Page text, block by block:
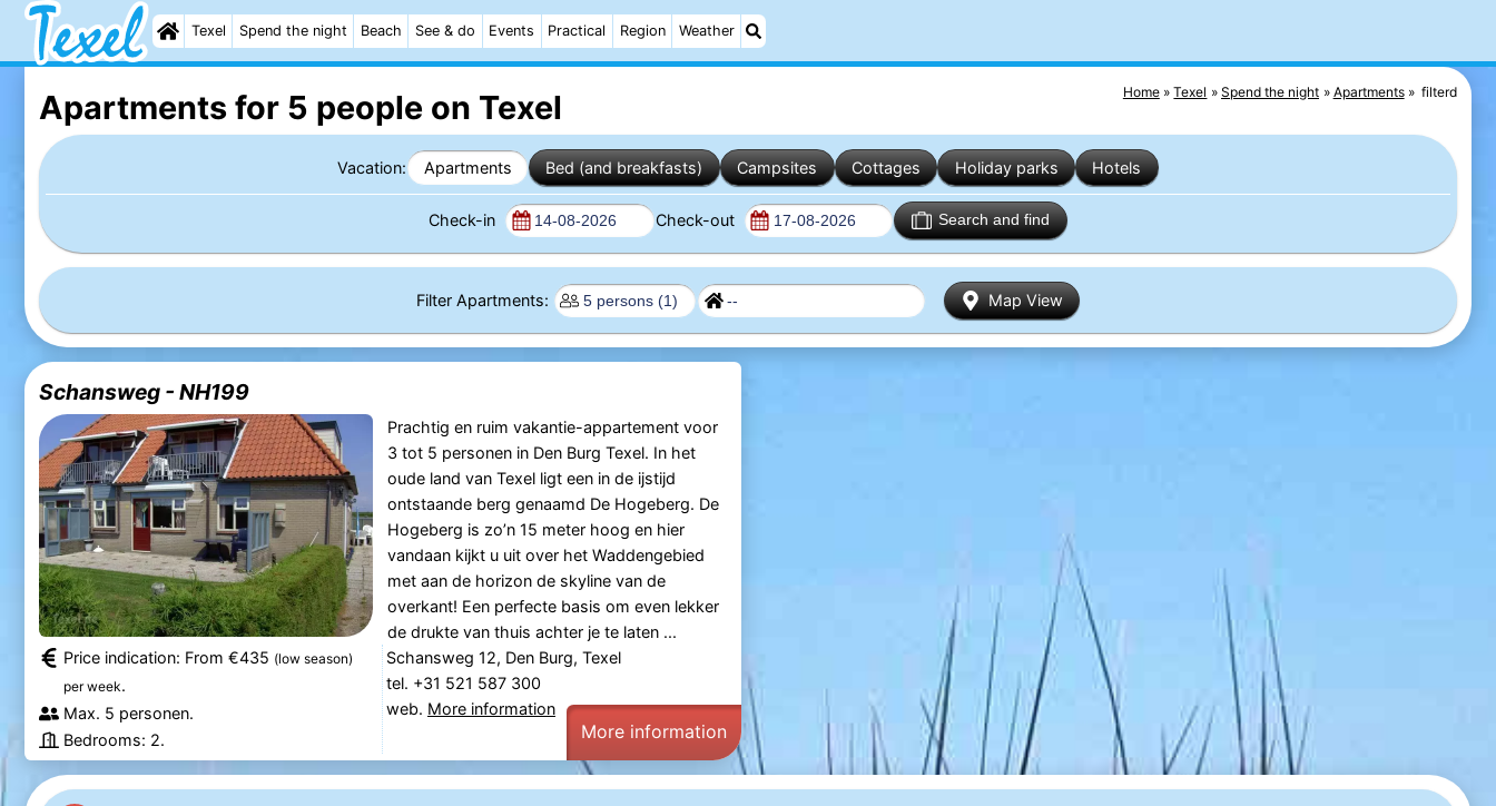
Texel Spend the night Beach See & do Events Practical Region Weather
Home Texel Spend the night Apartments filterd
Apartments for 5 people on Texel
Vacation: Apartments Bed (and breakfasts) Campsites Cottages Holiday parks Hotels
Check-in Check-out Search and find
Filter Apartments: Map View
Schansweg - NH199
Prachtig en ruim vakantie-appartement voor
3 tot 5 personen in Den Burg Texel. In het
oude land van Texel ligt een in de ijstijd
ontstaande berg genaamd De Hogeberg. De
Hogeberg is zo’n 15 meter hoog en hier
vandaan kijkt u uit over het Waddengebied
met aan de horizon de skyline van de
overkant! Een perfecte basis om even lekker
de drukte van thuis achter je te laten ...
Price indication: From €435 (low season)
per week.
Max. 5 personen.
Bedrooms: 2.
Schansweg 12, Den Burg, Texel
tel. +31 521 587 300
web. More information
More information